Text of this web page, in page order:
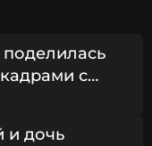
гостей
с
сыном
и дочь